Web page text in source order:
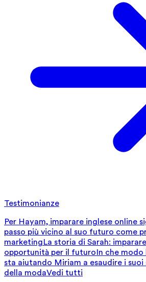
Testimonianze
Per Hayam, imparare inglese online
passo più vicino al suo futuro come
marketingLa storia di Sarah:
opportunità per il futuroIn che modo
sta aiutando Miriam a esaudire i suoi
della modaVedi tutti